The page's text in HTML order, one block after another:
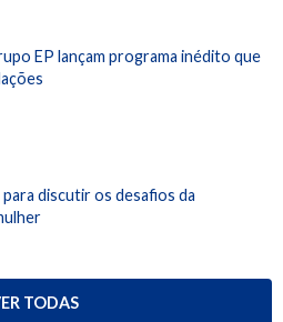
EP lançam programa inédito que
discutir os desafios da
TODAS